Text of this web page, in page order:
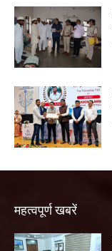
महत्वपूर्ण खबरें